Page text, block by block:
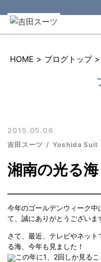
HOME > ブログトップ >
2015.05.06
吉田スーツ Yoshida Suit
湘南の光る海
今年のゴールデンウィーク
て、誠にありがとうございま
さて、最近、テレビやネッ
る海、今年も見ました！
この年に1、2回しか見る